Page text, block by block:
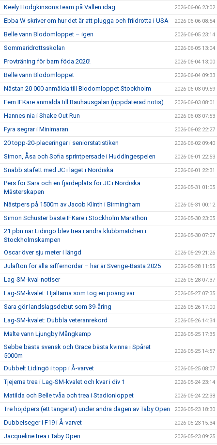
Keely Hodgkinsons team på Vallen idag 2026-06-06 23:02
Ebba W skriver om hur det är att plugga och friidrotta i USA 2026-06-06 08:54
Belle vann Blodomloppet – igen 2026-06-05 23:14
Sommaridrottsskolan 2026-06-05 13:04
Provträning för barn föda 2020! 2026-06-04 13:00
Belle vann Blodomloppet 2026-06-04 09:33
Nästan 20 000 anmälda till Blodomloppet Stockholm 2026-06-03 09:59
Fem IFKare anmälda till Bauhausgalan (uppdaterad notis) 2026-06-03 08:01
Hannes nia i Shake Out Run 2026-06-03 07:53
Fyra segrar i Minimaran 2026-06-02 22:27
20 topp-20-placeringar i seniorstatistiken 2026-06-02 09:40
Simon, Åsa och Sofia sprintpersade i Huddingespelen 2026-06-01 22:53
Snabb stafett med JC i laget i Nordiska 2026-06-01 22:31
Pers för Sara och en fjärdeplats för JC i Nordiska
Mästerskapen
2026-05-31 01:05
Nästpers på 1500m av Jacob Klinth i Birmingham 2026-05-31 00:12
Simon Schuster bäste IFKare i Stockholm Marathon 2026-05-30 23:05
21 pbn när Lidingö blev trea i andra klubbmatchen i
Stockholmskampen
2026-05-30 07:07
Oscar över sju meter i längd 2026-05-29 21:26
Julafton för alla siffernördar – här är Sverige-Bästa 2025 2026-05-28 11:55
Lag-SM-kval-notiser 2026-05-28 07:37
Lag-SM-kvalet: Hjältarna som tog en poäng var 2026-05-27 07:35
Sara gör landslagsdebut som 39-åring 2026-05-26 17:00
Lag-SM-kvalet: Dubbla veteranrekord 2026-05-26 14:34
Malte vann Ljungby Mångkamp 2026-05-25 17:35
Sebbe bästa svensk och Grace bästa kvinna i Spåret
5000m
2026-05-25 14:57
Dubbelt Lidingö i topp i Å-varvet 2026-05-25 08:07
Tjejerna trea i Lag-SM-kvalet och kvar i div 1 2026-05-24 23:14
Matilda och Belle tvåa och trea i Stadionloppet 2026-05-24 22:38
Tre höjdpers (ett tangerat) under andra dagen av Täby Open 2026-05-23 18:30
Dubbelseger i F19 i Å-varvet 2026-05-23 15:34
Jacqueline trea i Täby Open 2026-05-23 09:25